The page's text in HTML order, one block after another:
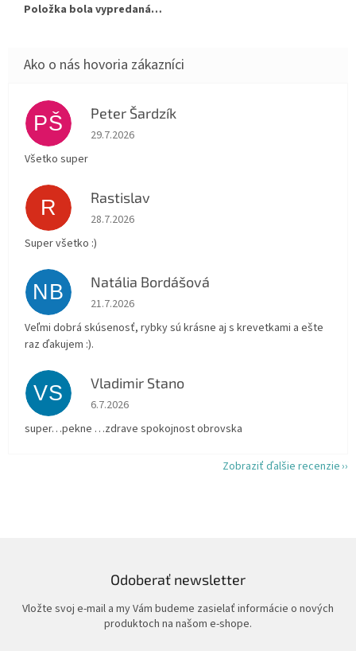
Položka bola vypredaná…
PŠ Peter Šardzík
Hodnotenie obchodu je 5 z 5 hviezdičiek.
29.7.2026
Všetko super
R Rastislav
Hodnotenie obchodu je 5 z 5 hviezdičiek.
28.7.2026
Super všetko :)
NB Natália Bordášová
Hodnotenie obchodu je 5 z 5 hviezdičiek.
21.7.2026
Veľmi dobrá skúsenosť, rybky sú krásne aj s krevetkami a ešte
raz ďakujem :).
VS Vladimir Stano
Hodnotenie obchodu je 5 z 5 hviezdičiek.
6.7.2026
super…pekne …zdrave spokojnost obrovska
Zobraziť ďalšie recenzie
Odoberať newsletter
Vložte svoj e-mail a my Vám budeme zasielať informácie o nových
produktoch na našom e-shope.